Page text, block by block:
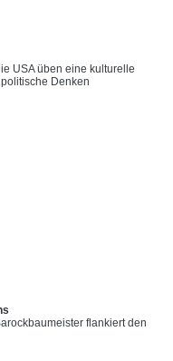
USA üben eine kulturelle
Denken
flankiert den